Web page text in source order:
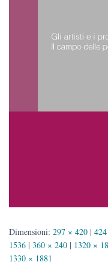
Dimensioni: 297 × 420 |
1536 | 360 × 240 | 1320 ×
1330 × 1881